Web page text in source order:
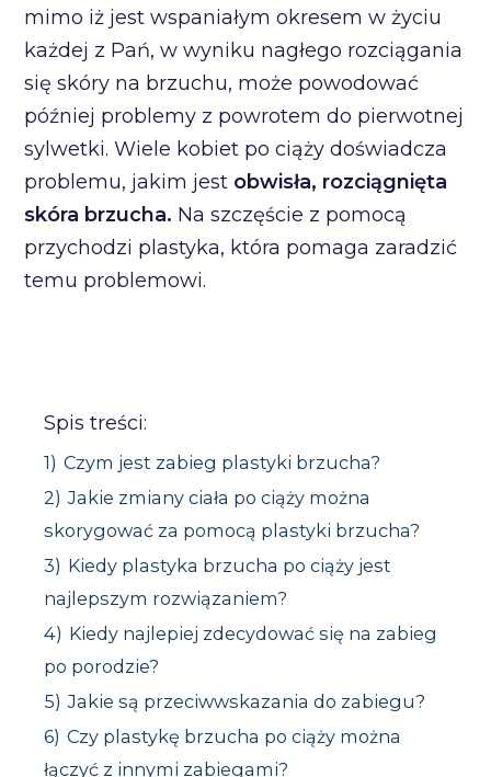
mimo iż jest wspaniałym okresem w życiu
każdej z Pań, w wyniku nagłego rozciągania
się skóry na brzuchu, może powodować
później problemy z powrotem do pierwotnej
sylwetki. Wiele kobiet po ciąży doświadcza
problemu, jakim jest obwisła, rozciągnięta
skóra brzucha. Na szczęście z pomocą
przychodzi plastyka, która pomaga zaradzić
temu problemowi.
Spis treści:
1) Czym jest zabieg plastyki brzucha?
2) Jakie zmiany ciała po ciąży można
skorygować za pomocą plastyki brzucha?
3) Kiedy plastyka brzucha po ciąży jest
najlepszym rozwiązaniem?
4) Kiedy najlepiej zdecydować się na zabieg
po porodzie?
5) Jakie są przeciwwskazania do zabiegu?
6) Czy plastykę brzucha po ciąży można
łączyć z innymi zabiegami?